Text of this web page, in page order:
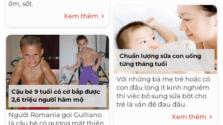
ốm, sốt.
Xem thêm
Cậu bé 9 tuổi có cơ bắp được
2,6 triệu người hâm mộ
Người Romania gọi Gulliano
là cậu bé có gương mặt thiên
Chuẩn lượng sữa con uống
từng tháng tuổi
Với những bà mẹ trẻ hoặc có
con đầu lòng ít kinh nghiệm
thì việc bổ sung sữa bột cho
trẻ là vấn đề đau đầu.
Xem thêm